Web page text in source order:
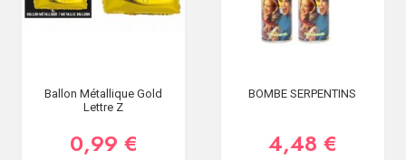
Ballon Métallique Gold
Lettre Z
0,99 €
BOMBE SERPENTINS
4,48 €